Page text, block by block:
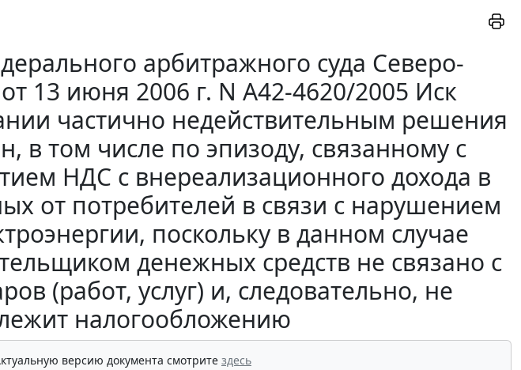
арбитражного суда Северо-
13 июня 2006 г. N А42-4620/2005 Иск
частично недействительным решения
в том числе по эпизоду, связанному с
НДС с внереализационного дохода в
от потребителей в связи с нарушением
поскольку в данном случае
денежных средств не связано с
(работ, услуг) и, следовательно, не
налогообложению
версию документа смотрите здесь